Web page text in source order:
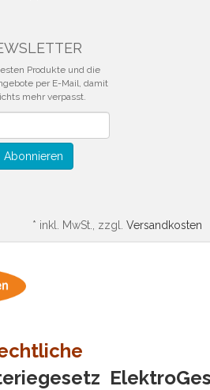
Produkte und die
per E-Mail, damit
mehr verpasst.
Abonnieren
* inkl. MwSt., zzgl. Versandkosten